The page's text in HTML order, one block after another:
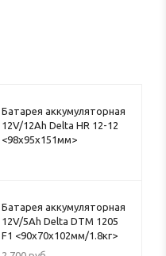
Батарея аккумуляторная
12V/12Ah Delta HR 12-12
<98x95x151мм>
Батарея аккумуляторная
12V/5Ah Delta DTM 1205
F1 <90x70x102мм/1.8кг>